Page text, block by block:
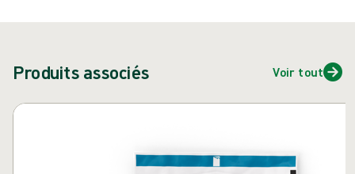
Produits associés Voir tout